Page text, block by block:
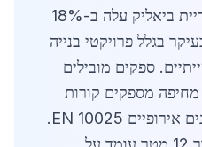
לקורות פלדה למבנים בקריית ביאליק עלה ב-18%
בגלל פרויקטי בנייה
ספקים מובילים
מחיפה מספקים קורות
HEA, HEB ו-IPN בתקנים אירופיים EN 10025.